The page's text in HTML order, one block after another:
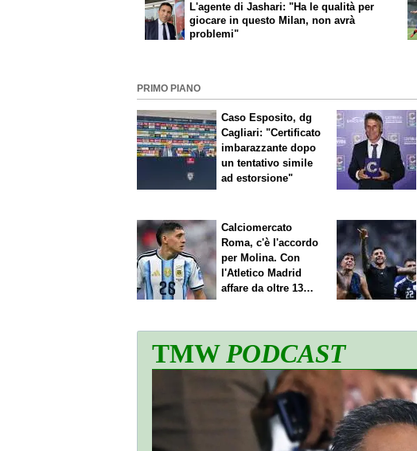
L'agente di Jashari: "Ha le qualità per
giocare in questo Milan, non avrà
problemi"
PRIMO PIANO
Caso Esposito, dg
Cagliari: "Certificato
imbarazzante dopo
un tentativo simile
ad estorsione"
Calciomercato
Roma, c'è l'accordo
per Molina. Con
l'Atletico Madrid
affare da oltre 13
TMWPODCAST